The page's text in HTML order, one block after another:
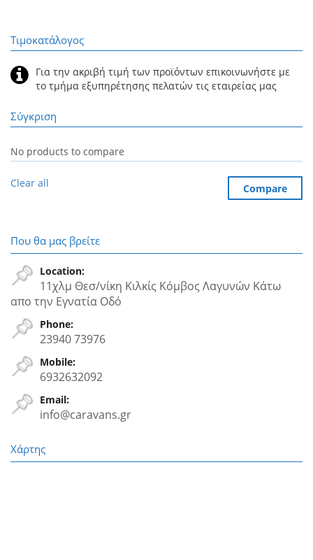
Τιμοκατάλογος
Για την ακριβή τιμή των προϊόντων επικοινωνήστε με
το τμήμα εξυπηρέτησης πελατών τις εταιρείας μας
Σύγκριση
No products to compare
Clear all Compare
Που θα μας βρείτε
Location:
11χλμ Θεσ/νίκη Κιλκίς Κόμβος Λαγυνών Κάτω
απο την Εγνατία Oδό
Phone:
23940 73976
Mobile:
6932632092
Email:
info@caravans.gr
Χάρτης